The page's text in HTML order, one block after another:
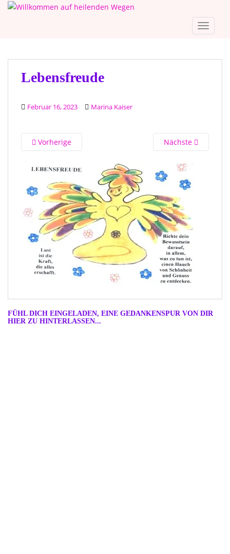
Lebensfreude
Februar 16, 2023 Marina Kaiser
Vorherige Nächste
FÜHL DICH EINGELADEN, EINE GEDANKENSPUR VON DIR
HIER ZU HINTERLASSEN...